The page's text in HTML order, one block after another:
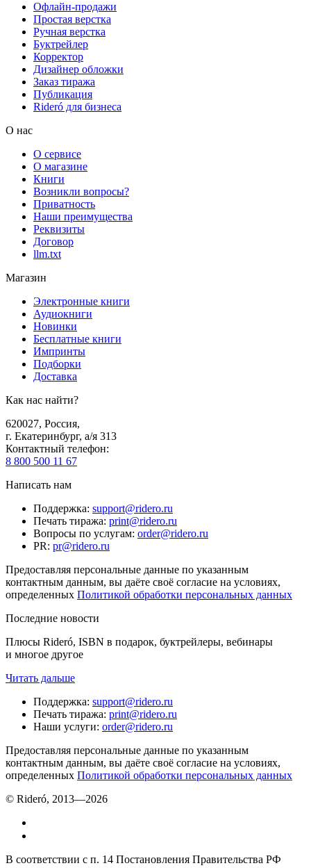
Офлайн-продажи
Простая верстка
Ручная верстка
Буктрейлер
Корректор
Дизайнер обложки
Заказ тиража
Публикация
Rideró для бизнеса
О нас
О сервисе
О магазине
Книги
Возникли вопросы?
Приватность
Наши преимущества
Реквизиты
Договор
llm.txt
Магазин
Электронные книги
Аудиокниги
Новинки
Бесплатные книги
Импринты
Подборки
Доставка
Как нас найти?
620027, Россия,
г. Екатеринбург, а/я 313
Контактный телефон:
8 800 500 11 67
Написать нам
Поддержка: support@ridero.ru
Печать тиража: print@ridero.ru
Вопросы по услугам: order@ridero.ru
PR: pr@ridero.ru
Предоставляя персональные данные по указанным
контактным данным, вы даёте своё согласие на условиях,
определенных Политикой обработки персональных данных
Последние новости
Плюсы Rideró, ISBN в подарок, буктрейлеры, вебинары
и многое другое
Читать дальше
Поддержка: support@ridero.ru
Печать тиража: print@ridero.ru
Наши услуги: order@ridero.ru
Предоставляя персональные данные по указанным
контактным данным, вы даёте своё согласие на условиях,
определенных Политикой обработки персональных данных
© Rideró, 2013—2026
В соответствии с п. 14 Постановления Правительства РФ